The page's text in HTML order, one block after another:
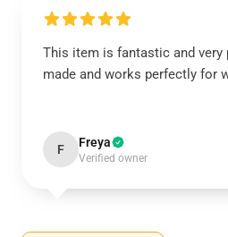
This item is fantastic and very
made and works perfectly for
F Freya
Verified owner